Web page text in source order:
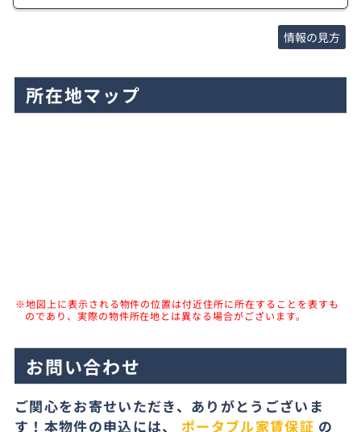
情報の見方
所在地マップ
※地図上に表示される物件の位置は付近住所に所在することを表すも
のであり、実際の物件所在地とは異なる場合がございます。
お問い合わせ
ご関心をお寄せいただき、ありがとうございま
す！本物件の申込には、 ポータブル家賃保証 の